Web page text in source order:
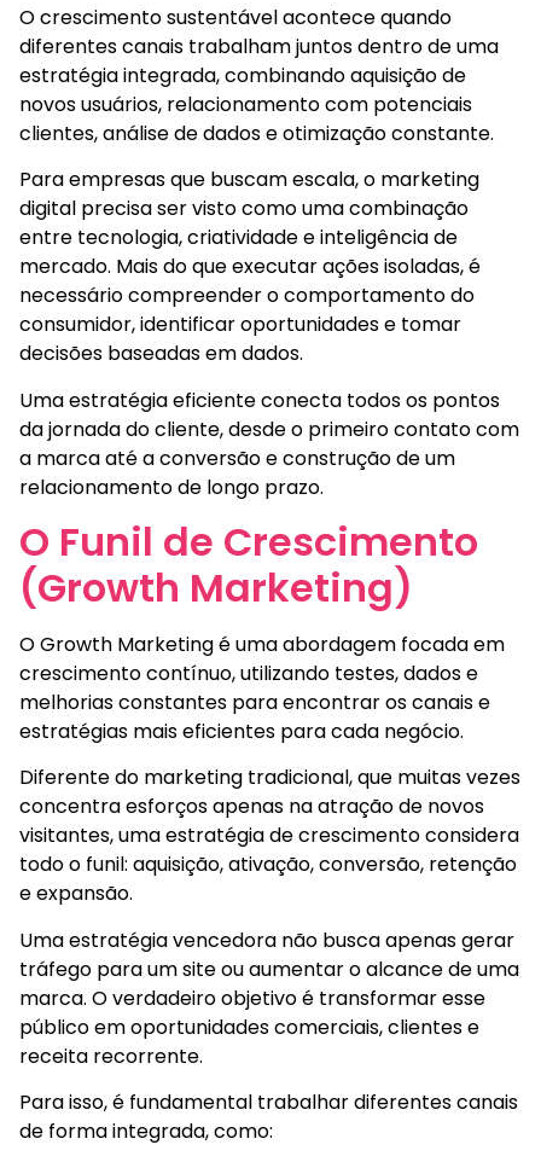
O crescimento sustentável acontece quando
diferentes canais trabalham juntos dentro de uma
estratégia integrada, combinando aquisição de
novos usuários, relacionamento com potenciais
clientes, análise de dados e otimização constante.
Para empresas que buscam escala, o marketing
digital precisa ser visto como uma combinação
entre tecnologia, criatividade e inteligência de
mercado. Mais do que executar ações isoladas, é
necessário compreender o comportamento do
consumidor, identificar oportunidades e tomar
decisões baseadas em dados.
Uma estratégia eficiente conecta todos os pontos
da jornada do cliente, desde o primeiro contato com
a marca até a conversão e construção de um
relacionamento de longo prazo.
O Funil de Crescimento
(Growth Marketing)
O Growth Marketing é uma abordagem focada em
crescimento contínuo, utilizando testes, dados e
melhorias constantes para encontrar os canais e
estratégias mais eficientes para cada negócio.
Diferente do marketing tradicional, que muitas vezes
concentra esforços apenas na atração de novos
visitantes, uma estratégia de crescimento considera
todo o funil: aquisição, ativação, conversão, retenção
e expansão.
Uma estratégia vencedora não busca apenas gerar
tráfego para um site ou aumentar o alcance de uma
marca. O verdadeiro objetivo é transformar esse
público em oportunidades comerciais, clientes e
receita recorrente.
Para isso, é fundamental trabalhar diferentes canais
de forma integrada, como: